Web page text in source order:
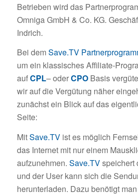
Betrieben wird das
Omniga GmbH & Co. KG.
Indrich.
Bei demSave.TV
um ein klassisches Affiliate-
aufCPL– oderCPOBasis
wir auf die Vergütung näher
zunächst ein Blick auf das
Seite:
MitSave.TVist es möglich
das Internet mit nur einem
aufzunehmen. Save.TVspeichert
und der User kann sich die
herunterladen. Dazu benötigt